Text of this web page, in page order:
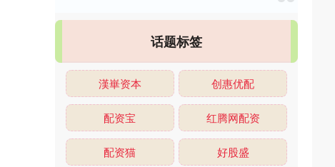
话题标签
漢崋资本 创惠优配
配资宝 红腾网配资
配资猫 好股盛